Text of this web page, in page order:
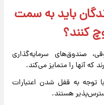
باید به سمت
کنند؟
صندوق‌های سرمایه‌گذاری
آنها را متمایز می‌کند.
توجه به قفل شدن اعتبارات
هستند.